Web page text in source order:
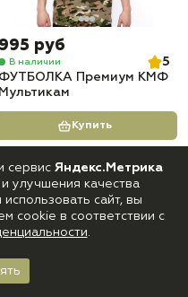
995 руб
В наличии
5
ФУТБОЛКА Премиум КМФ
Мультикам
Купить
сервис Яндекс.Метрика
улучшения качества
сайт, вы
cookie в соответствии с
.